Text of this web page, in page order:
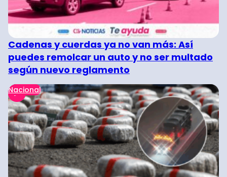
Cadenas y cuerdas ya no van más: Así
puedes remolcar un auto y no ser multado
según nuevo reglamento
Nacional